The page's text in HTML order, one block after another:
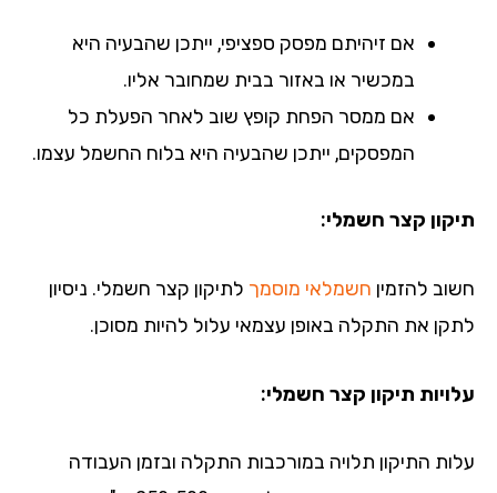
אם זיהיתם מפסק ספציפי, ייתכן שהבעיה היא
במכשיר או באזור בבית שמחובר אליו.
אם ממסר הפחת קופץ שוב לאחר הפעלת כל
המפסקים, ייתכן שהבעיה היא בלוח החשמל עצמו.
קצר חשמלי:
להזמיןחשמלאי מוסמךלתיקון קצר חשמלי. ניסיון
את התקלה באופן עצמאי עלול להיות מסוכן.
תיקון קצר חשמלי:
התיקון תלויה במורכבות התקלה ובזמן העבודה